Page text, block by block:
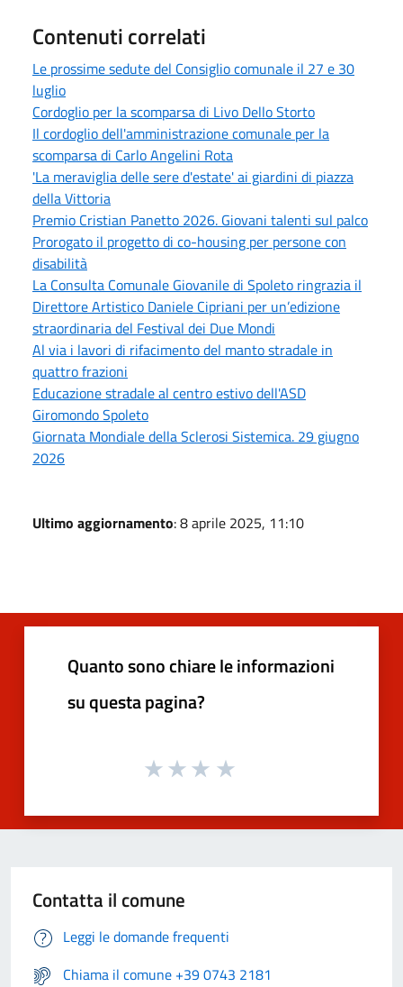
Contenuti correlati
Le prossime sedute del Consiglio comunale il 27 e 30
luglio
Cordoglio per la scomparsa di Livo Dello Storto
Il cordoglio dell'amministrazione comunale per la
scomparsa di Carlo Angelini Rota
'La meraviglia delle sere d'estate' ai giardini di piazza
della Vittoria
Premio Cristian Panetto 2026. Giovani talenti sul palco
Prorogato il progetto di co-housing per persone con
disabilità
La Consulta Comunale Giovanile di Spoleto ringrazia il
Direttore Artistico Daniele Cipriani per un’edizione
straordinaria del Festival dei Due Mondi
Al via i lavori di rifacimento del manto stradale in
quattro frazioni
Educazione stradale al centro estivo dell'ASD
Giromondo Spoleto
Giornata Mondiale della Sclerosi Sistemica. 29 giugno
2026
Ultimo aggiornamento: 8 aprile 2025, 11:10
Quanto sono chiare le informazioni
su questa pagina?
Contatta il comune
Leggi le domande frequenti
Chiama il comune +39 0743 2181